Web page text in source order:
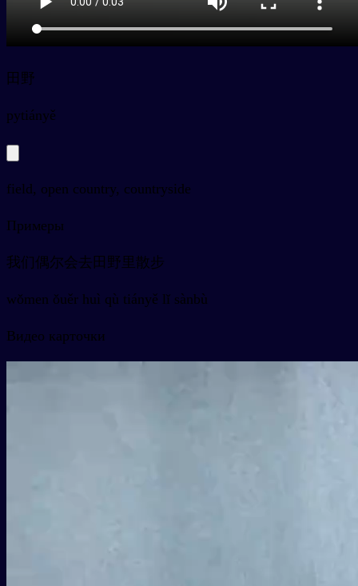
田野
pytiányě
field, open country, countryside
Примеры
我们偶尔会去田野里散步
wǒmen ǒuěr huì qù tiányě lǐ sànbù
Видео карточки